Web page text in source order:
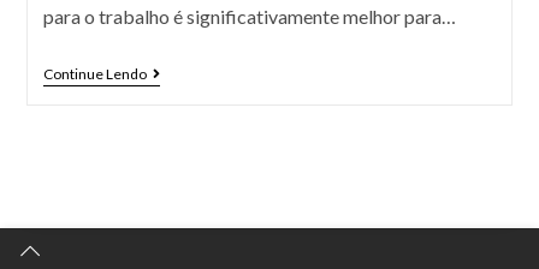
para o trabalho é significativamente melhor para…
Continue Lendo